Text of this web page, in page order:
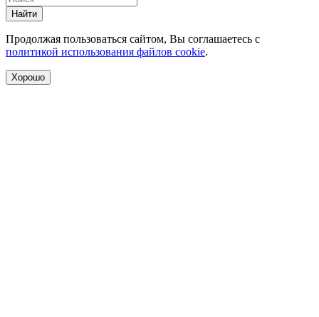
Найти
Продолжая пользоваться сайтом, Вы соглашаетесь с
политикой использования файлов cookie.
Хорошо